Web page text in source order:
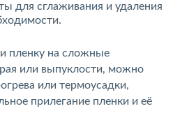
для сглаживания и удаления
пленку на сложные
или выпуклости, можно
или термоусадки,
прилегание пленки и её